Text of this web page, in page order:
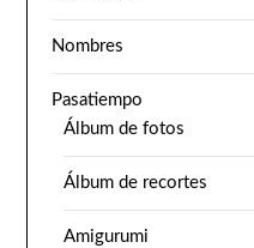
Nombres
Pasatiempo
Álbum de fotos
Álbum de recortes
Amigurumi